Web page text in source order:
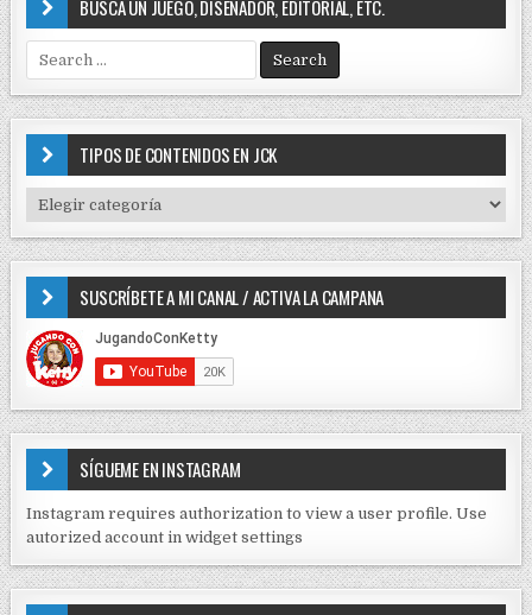
BUSCA UN JUEGO, DISEÑADOR, EDITORIAL, ETC.
e
a
r
f
r
:
TIPOS DE CONTENIDOS EN JCK
I
P
D
E
C
O
N
T
I
D
S
E
SUSCRÍBETE A MI CANAL / ACTIVA LA CAMPANA
SÍGUEME EN INSTAGRAM
Instagram requires authorization to view a user profile. Use
autorized account in widget settings